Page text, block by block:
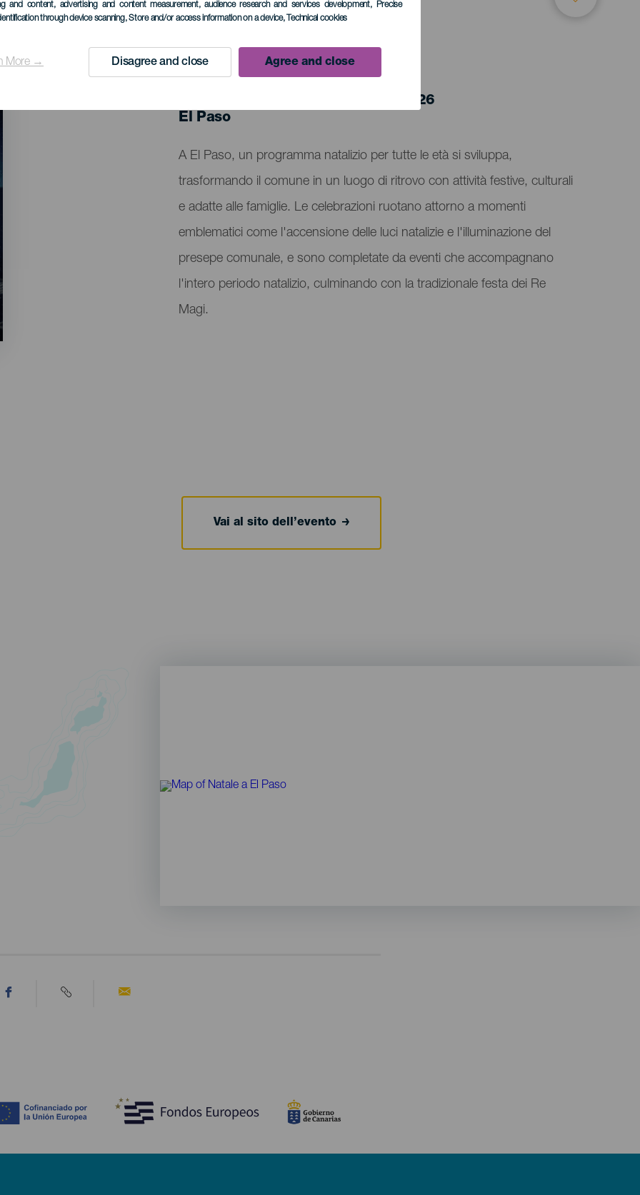
and content, advertising and content measurement, audience research and services development, Precise
through device scanning, Store and/or access information on a device, Technical cookies
More → Disagree and close Agree and close
EVENTO PASSATO
5 December 2025 to 5 January 2026
Localidad
El Paso
Descripción
del
evento
A El Paso, un programma natalizio per tutte le età si sviluppa,
trasformando il comune in un luogo di ritrovo con attività festive, culturali
e adatte alle famiglie. Le celebrazioni ruotano attorno a momenti
emblematici come l'accensione delle luci natalizie e l'illuminazione del
presepe comunale, e sono completate da eventi che accompagnano
l'intero periodo natalizio, culminando con la tradizionale festa dei Re
Magi.
Vai al sito dell’evento